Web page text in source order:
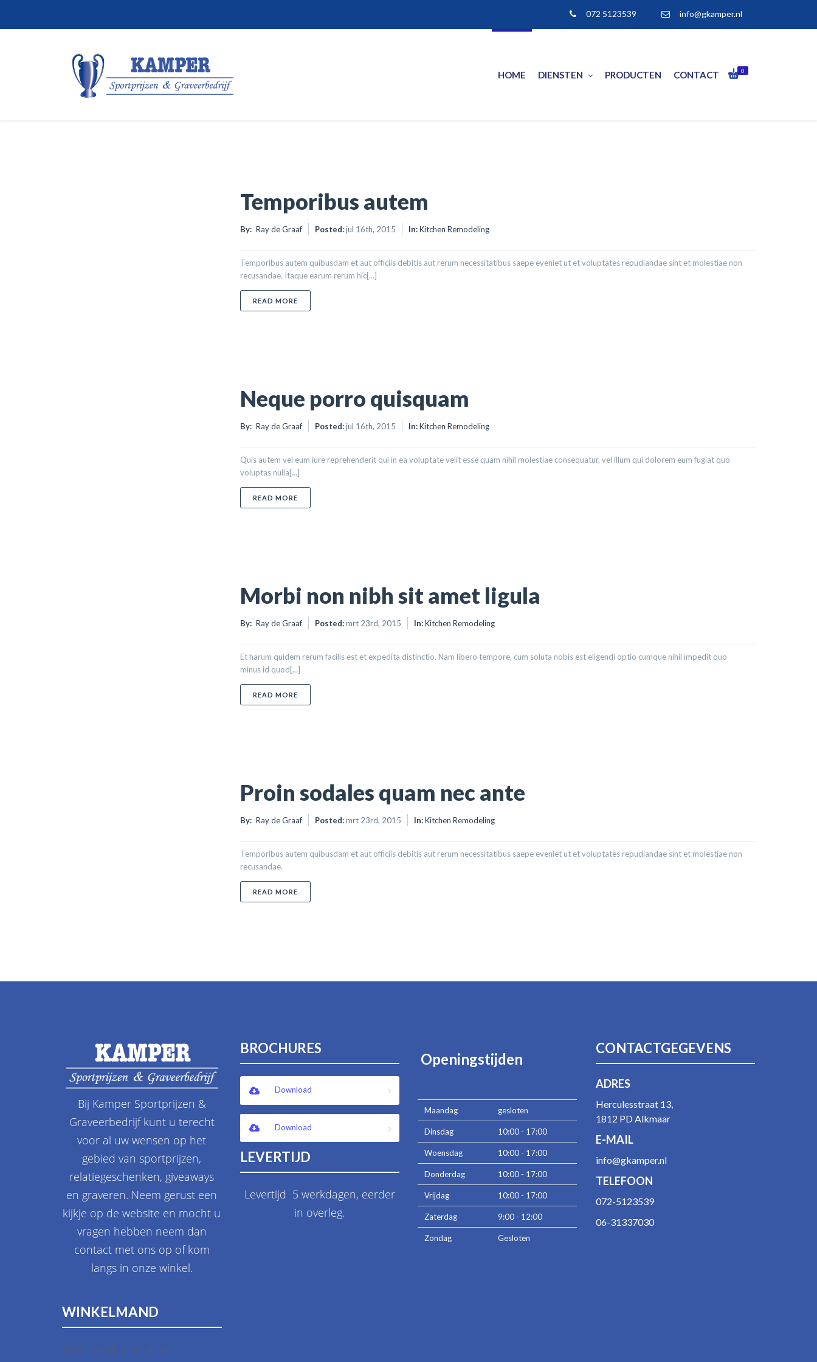
072 5123539 info@gkamper.nl
0
HOME DIENSTEN PRODUCTEN CONTACT
Temporibus autem
By: Ray de Graaf Posted:jul 16th, 2015 In: Kitchen Remodeling
Temporibus autem quibusdam et aut officiis debitis aut rerum necessitatibus saepe eveniet ut et voluptates repudiandae sint et molestiae non
recusandae. Itaque earum rerum hic[...]
READ MOREABOUT TEMPORIBUS AUTEM
Neque porro quisquam
By: Ray de Graaf Posted:jul 16th, 2015 In: Kitchen Remodeling
Quis autem vel eum iure reprehenderit qui in ea voluptate velit esse quam nihil molestiae consequatur, vel illum qui dolorem eum fugiat quo
voluptas nulla[...]
READ MOREABOUT NEQUE PORRO QUISQUAM
Morbi non nibh sit amet ligula
By: Ray de Graaf Posted:mrt 23rd, 2015 In: Kitchen Remodeling
Et harum quidem rerum facilis est et expedita distinctio. Nam libero tempore, cum soluta nobis est eligendi optio cumque nihil impedit quo
minus id quod[...]
READ MOREABOUT MORBI NON NIBH SIT AMET LIGULA
Proin sodales quam nec ante
By: Ray de Graaf Posted:mrt 23rd, 2015 In: Kitchen Remodeling
Temporibus autem quibusdam et aut officiis debitis aut rerum necessitatibus saepe eveniet ut et voluptates repudiandae sint et molestiae non
recusandae.
READ MOREABOUT PROIN SODALES QUAM NEC ANTE
Bij Kamper Sportprijzen &
Graveerbedrijf kunt u terecht
voor al uw wensen op het
gebied van sportprijzen,
relatiegeschenken, giveaways
en graveren. Neem gerust een
kijkje op de website en mocht u
vragen hebben neem dan
contact met ons op of kom
langs in onze winkel.
WINKELMAND
Geen producten in je
BROCHURES
Download
Download
LEVERTIJD
Levertijd 5 werkdagen, eerder
in overleg.
Openingstijden
Maandag gesloten
Dinsdag 10:00 - 17:00
Woensdag 10:00 - 17:00
Donderdag 10:00 - 17:00
Vrijdag 10:00 - 17:00
Zaterdag 9:00 - 12:00
Zondag Gesloten
CONTACTGEGEVENS
ADRES
Herculesstraat 13,
1812 PD Alkmaar
E-MAIL
info@gkamper.nl
TELEFOON
072-5123539
06-31337030